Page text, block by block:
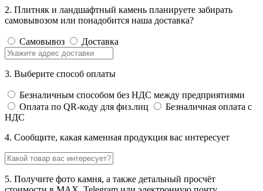
2. Плитняк и ландшафтный камень планируете забирать
самовывозом или понадобится наша доставка?
Самовывоз Доставка
3. Выберите способ оплаты
Безналичным способом без НДС между предприятиями
Оплата по QR-коду для физ.лиц
Безналичная оплата с
НДС
4. Сообщите, какая каменная продукция вас интересует
5. Получите фото камня, а также детальный просчёт